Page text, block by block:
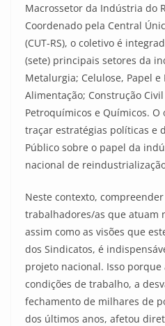
Macrossetor da Indústria do
Coordenado pela Central
(CUT-RS), o coletivo é
(sete) principais setores da
Metalurgia; Celulose, Papel e
Alimentação; Construção
Petroquímicos e Químicos.
traçar estratégias políticas e
Público sobre o papel da
nacional de
Neste contexto,
trabalhadores/as que atuam
assim como as visões que
dos Sindicatos, é
projeto nacional. Isso porque
condições de trabalho, a
fechamento de milhares de
dos últimos anos, afetou